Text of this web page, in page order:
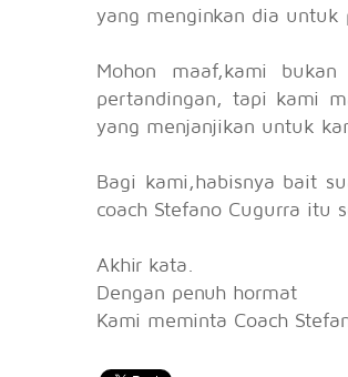
yang menginkan dia
Mohon maaf,kami
pertandingan, tapi kami
yang menjanjikan untuk
Bagi kami,habisnya bait
coach Stefano Cugurra itu
Akhir kata.
Dengan penuh hormat
Kami meminta Coach